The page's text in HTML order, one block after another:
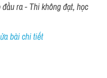
ra - Thi không đạt, học
bài chi tiết